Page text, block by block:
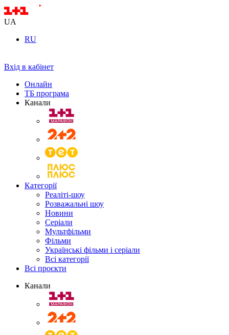
UA
RU
Вхід в кабінет
Онлайн
ТБ програма
Канали
Категорії
Реаліті-шоу
Розважальні шоу
Новини
Серіали
Мультфільми
Фільми
Українські фільми і серіали
Всі категорії
Всі проєкти
Канали